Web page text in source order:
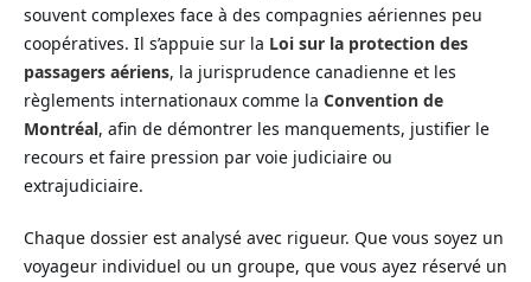
souvent complexes face à des compagnies aériennes peu
coopératives. Il s’appuie sur la Loi sur la protection des
passagers aériens, la jurisprudence canadienne et les
règlements internationaux comme la Convention de
Montréal, afin de démontrer les manquements, justifier le
recours et faire pression par voie judiciaire ou
extrajudiciaire.
Chaque dossier est analysé avec rigueur. Que vous soyez un
voyageur individuel ou un groupe, que vous ayez réservé un